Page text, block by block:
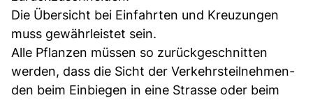
Die Übersicht bei Einfahrten und Kreuzungen
muss gewährleistet sein.
Alle Pflanzen müssen so zurückgeschnit­ten
werden, dass die Sicht der Verkehrsteil­neh­men­
den beim Einbiegen in eine Strasse oder beim